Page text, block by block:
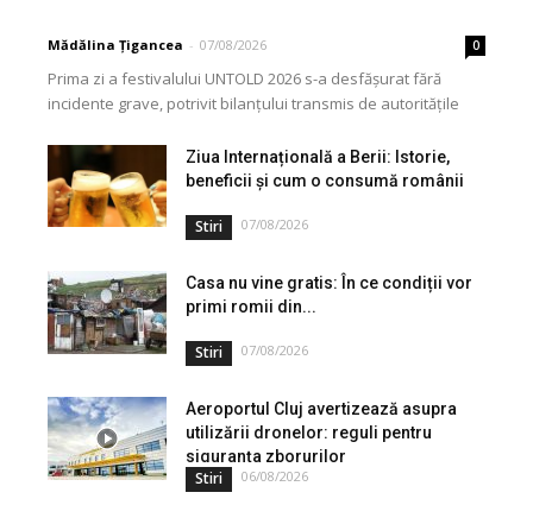
Mădălina Țigancea - 07/08/2026 0
Prima zi a festivalului UNTOLD 2026 s-a desfășurat fără
incidente grave, potrivit bilanțului transmis de autoritățile
Ziua Internațională a Berii: Istorie,
beneficii și cum o consumă românii
Stiri 07/08/2026
Casa nu vine gratis: În ce condiții vor
primi romii din...
Stiri 07/08/2026
Aeroportul Cluj avertizează asupra
utilizării dronelor: reguli pentru
siguranța zborurilor
Stiri 06/08/2026